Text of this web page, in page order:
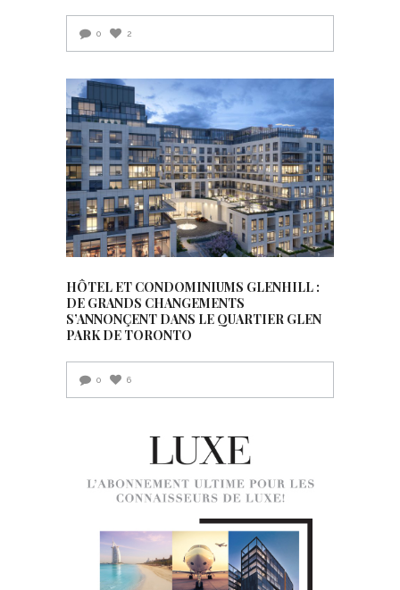
0 2
HÔTEL ET CONDOMINIUMS GLENHILL :
DE GRANDS CHANGEMENTS
S’ANNONÇENT DANS LE QUARTIER GLEN
PARK DE TORONTO
0 6